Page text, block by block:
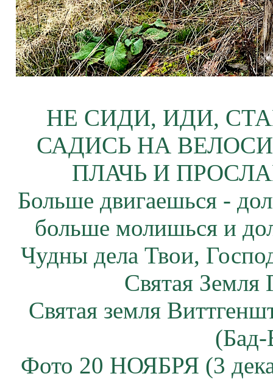
НЕ СИДИ, ИДИ,
САДИСЬ НА
ПЛАЧЬ И
Больше двигаешься -
больше молишься и
Чудны дела Твои,
Святая
Святая земля
Фото 20 НОЯБРЯ (3